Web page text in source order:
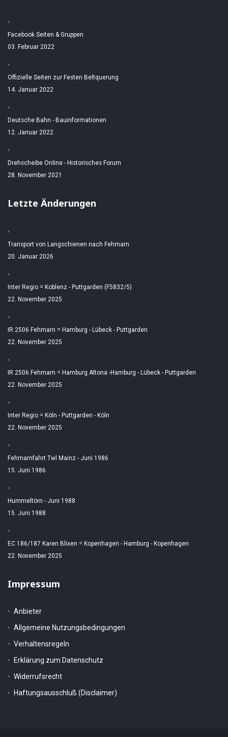
Facebook Seiten & Gruppen
03. Februar 2022
Offizielle Seiten zur Festen Beltquerung
14. Januar 2022
Deutsche Bahn - Bauinformationen
12. Januar 2022
Drehscheibe Online - Historisches Forum
28. November 2021
Letzte Änderungen
Transport von Langschienen nach Fehmarn
20. Januar 2026
Inter Regio = Koblenz - Puttgarden (F5832/5)
22. November 2025
IR 2506 Fehmarn = Hamburg - Lübeck - Puttgarden
22. November 2025
IR 2506 Fehmarn = Hamburg Altona -Hamburg - Lübeck - Puttgarden
22. November 2025
Inter Regio = Köln - Puttgarden - Köln
22. November 2025
Fehmarnfahrt Twl Mainz - Juni 1986
15. Juni 1986
Hummeltörn - Juni 1988
15. Juni 1988
EC 186/187 Karen Blixen = Kopenhagen - Hamburg - Kopenhagen
22. November 2025
Impressum
Anbieter
Allgemeine Nutzungsbedingungen
Verhaltensregeln
Erklärung zum Datenschutz
Widerrufsrecht
Haftungsausschluß (Disclaimer)